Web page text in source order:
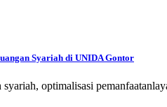
Syariah di UNIDA Gontor
optimalisasi